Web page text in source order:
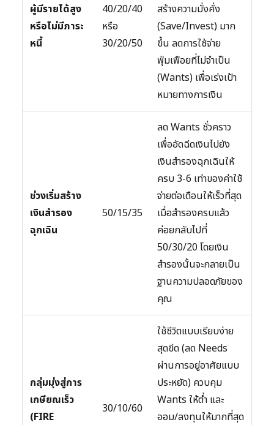
ผู้มีรายได้สูง
หรือไม่มีภาระ
หนี้
40/20/40
หรือ
30/20/50
สร้างความมั่งคั่ง
(Save/Invest) มาก
ขึ้น ลดการใช้จ่าย
ฟุ่มเฟือยที่ไม่จำเป็น
(Wants) เพื่อเร่งเป้า
หมายทางการเงิน
ช่วงเริ่มสร้าง
เงินสำรอง
ฉุกเฉิน
50/15/35
ลด Wants ชั่วคราว
เพื่ออัดฉีดเงินไปยัง
เงินสำรองฉุกเฉินให้
ครบ 3-6 เท่าของค่าใช้
จ่ายต่อเดือนให้เร็วที่สุด
เมื่อสำรองครบแล้ว
ค่อยกลับไปที่
50/30/20 โดยเงิน
สำรองนั้นจะกลายเป็น
ฐานความปลอดภัยของ
คุณ
กลุ่มมุ่งสู่การ
เกษียณเร็ว
(FIRE
30/10/60
ใช้ชีวิตแบบเรียบง่าย
สุดขีด (ลด Needs
ผ่านการอยู่อาศัยแบบ
ประหยัด) ควบคุม
Wants ให้ต่ำ และ
ออม/ลงทุนให้มากที่สุด